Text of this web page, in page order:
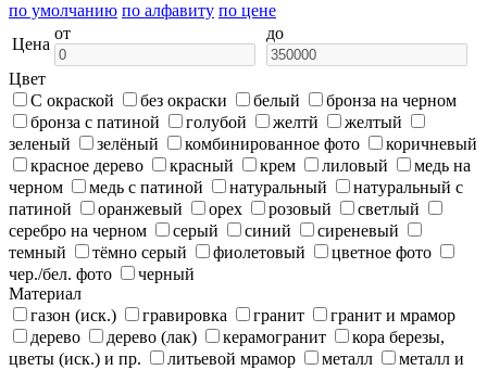
по умолчанию по алфавиту по цене
Цена
от до
Цвет
С окраской
без окраски белый
бронза на черном
бронза с патиной
голубой желтй
желтый
зеленый
зелёный комбинированное фото
коричневый
красное дерево
красный крем лиловый
медь на
черном
медь с патиной натуральный
натуральный с
патиной
оранжевый орех розовый
светлый
серебро на черном
серый синий
сиреневый
темный
тёмно серый фиолетовый
цветное фото
чер./бел. фото
черный
Материал
газон (иск.)
гравировка гранит
гранит и мрамор
дерево
дерево (лак) керамогранит
кора березы,
цветы (иск.) и пр.
литьевой мрамор металл
металл и